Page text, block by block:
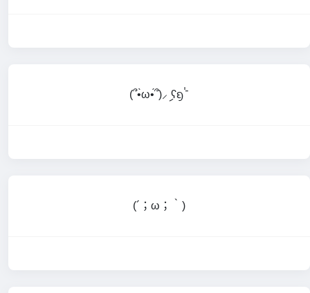
(՞•̀ω•́՞)⸝ި ʕᦏ⌎
(⁠´⁠；⁠ω⁠；⁠｀⁠)